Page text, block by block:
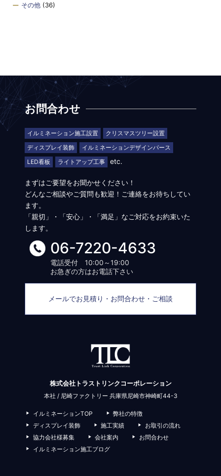
その他 (36)
お問合わせ
イルミネーション施工設置
クリスマスツリー設置
ディスプレイ装飾
イルミネーションデザインパース
LED看板
ライトアップ工事 etc.
まずはご要望をお聞かせください！
どんなご相談やご質問も歓迎！ご連絡をお待ちしてい
ます。
「親切」・「安心」・「満足」なご対応をお約束いた
します。
06-7220-4633
電話受付 10:00～19:00
お急ぎの方はお電話下さい
メールでお見積り・お問合わせ・ご相談
株式会社トラストリンクコーポレーション
本社 / 尼崎ファクトリー 兵庫県尼崎市神崎町44-3
イルミネーションTOP
弊社の特徴
ディスプレイ装飾
施工実績
お取引の流れ
協力会社様募集
会社案内
お問合わせ
イルミネーション施工ブログ